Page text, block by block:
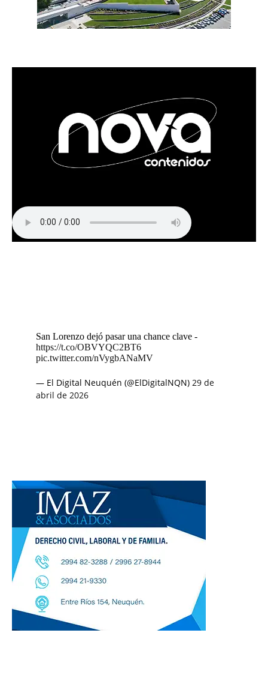
San Lorenzo dejó pasar una chance clave -
https://t.co/OBVYQC2BT6
pic.twitter.com/nVygbANaMV
— El Digital Neuquén (@ElDigitalNQN) 29 de
abril de 2026